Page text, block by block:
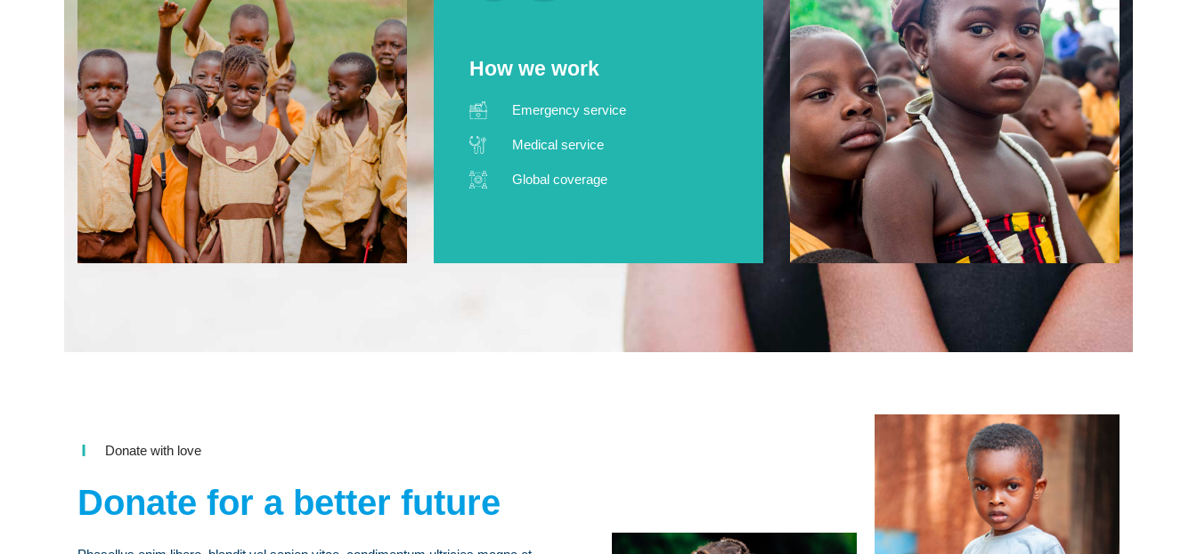
How we work
Emergency service
Medical service
Global coverage
Donate with love
Donate for a better future